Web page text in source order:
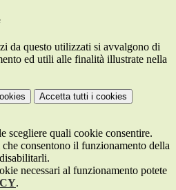
da questo utilizzati si avvalgono di
ed utili alle finalità illustrate nella
Accetta tutti i cookies
scegliere quali cookie consentire.
consentono il funzionamento della
necessari al funzionamento potete
.